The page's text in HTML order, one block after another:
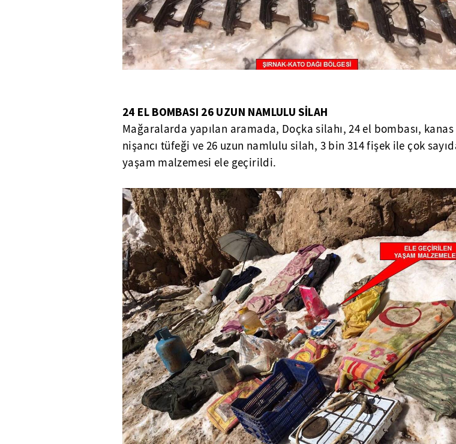
24 EL BOMBASI 26 UZUN NAMLULU SİLAH
Mağaralarda yapılan aramada, Doçka silahı, 24 el bombası, kanas
nişancı tüfeği ve 26 uzun namlulu silah, 3 bin 314 fişek ile çok
yaşam malzemesi ele geçirildi.